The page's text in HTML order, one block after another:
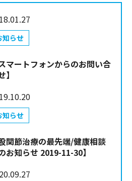
知らせ
スマートフォンからのお問い合
】
知らせ
股関節治療の最先端/健康相談
お知らせ 2019-11-30】